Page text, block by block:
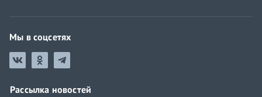
Мы в соцсетях
Рассылка новостей